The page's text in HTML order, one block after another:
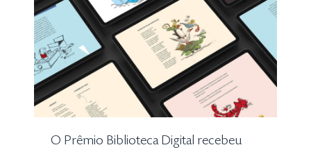
O Prêmio Biblioteca Digital recebeu